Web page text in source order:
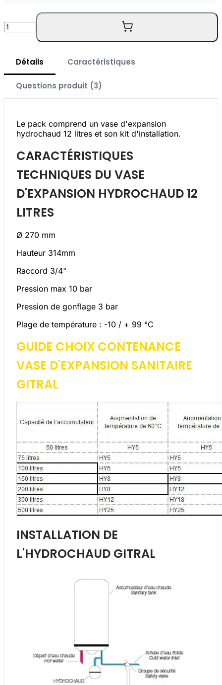
Quantité
Détails Caractéristiques
Questions produit (3)
Le pack comprend un vase d'expansion
hydrochaud 12 litres et son kit d'installation.
CARACTÉRISTIQUES
TECHNIQUES DU VASE
D'EXPANSION HYDROCHAUD 12
LITRES
Ø 270 mm
Hauteur 314mm
Raccord 3/4"
Pression max 10 bar
Pression de gonflage 3 bar
Plage de température : -10 / + 99 °C
GUIDE CHOIX CONTENANCE
VASE D'EXPANSION SANITAIRE
GITRAL
INSTALLATION DE
L'HYDROCHAUD GITRAL